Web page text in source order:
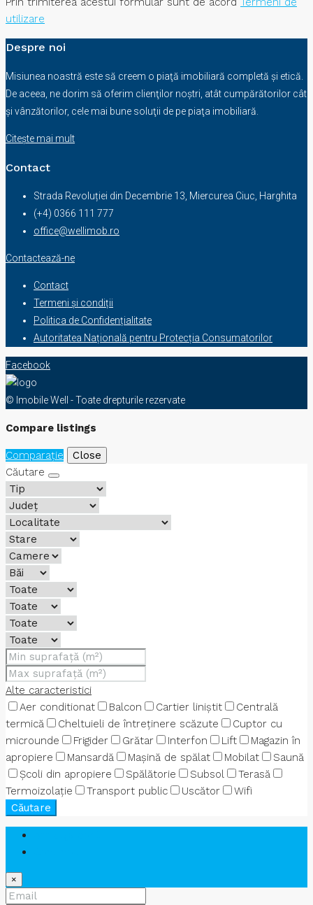
utilizare
Despre noi
Misiunea noastră este să creem o piaţă imobiliară completă şi etică.
De aceea, ne dorim să oferim clienţilor noştri, atât cumpărătorilor cât
şi vânzătorilor, cele mai bune soluţii de pe piaţa imobiliară.
Citește mai mult
Contact
Strada Revoluției din Decembrie 13, Miercurea Ciuc, Harghita
(+4) 0366 111 777
office@wellimob.ro
Contactează-ne
Contact
Termeni și condiții
Politica de Confidențialitate
Autoritatea Națională pentru Protecția Consumatorilor
Facebook
© Imobile Well - Toate drepturile rezervate
Compare listings
Comparaţie
Close
Căutare
Alte caracteristici
Aer conditionat
Balcon Cartier liniștit
Centrală
termică
Cheltuieli de întreținere scăzute
Cuptor cu
microunde
Frigider Grătar Interfon Lift
Magazin în
apropiere
Mansardă Mașină de spălat Mobilat
Saună
Școli din apropiere
Spălătorie Subsol
Terasă
Termoizolație
Transport public Uscător
Wifi
Căutare
×